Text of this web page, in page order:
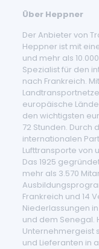
Über Heppner
Der Anbieter von
Heppner ist mit
und mehr als
Spezialist für den
nach Frankreich.
europäische
den wichtigsten
72 Stunden.
internationalen
Lufttransporte von
Das 1925
mehr als 3.570
Frankreich und 14
Niederlassungen
und dem Senegal.
Unternehmergeist
und Lieferanten in